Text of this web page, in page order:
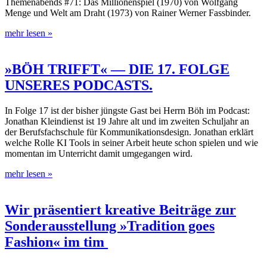
Menge und Welt am Draht (1973) von Rainer Werner Fassbinder.
mehr lesen »
»BÖH TRIFFT« — DIE 17. FOLGE
UNSERES PODCASTS.
In Folge 17 ist der bisher jüngste Gast bei Herrn Böh im Podcast:
Jonathan Kleindienst ist 19 Jahre alt und im zweiten Schuljahr an
der Berufsfachschule für Kommunikationsdesign. Jonathan erklärt
welche Rolle KI Tools in seiner Arbeit heute schon spielen und wie
momentan im Unterricht damit umgegangen wird.
mehr lesen »
Wir präsentiert kreative Beiträge zur
Sonderausstellung »Tradition goes
Fashion« im tim